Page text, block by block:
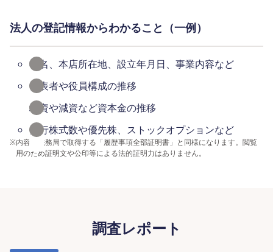
法人の登記情報からわかること（一例）
社名、本店所在地、設立年月日、事業内容など
代表者や役員構成の推移
増資や減資など資本金の推移
発行株式数や優先株、ストックオプションなど
※内容は法務局で取得する「履歴事項全部証明書」と同様になります。閲覧
用のため証明文や公印等による法的証明力はありません。
調査レポート